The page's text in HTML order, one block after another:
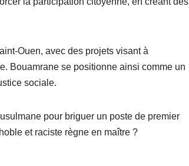
Ouen, avec des projets visant à
Bouamrane se positionne ainsi comme un
sociale.
pour briguer un poste de premier
et raciste règne en maître ?